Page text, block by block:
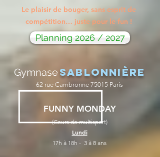
Le plaisir de bouger, sans esprit de
compétition… juste pour le fun !
Planning 2026 / 2027
Gymnase Sablonnière
62 rue Cambronne 75015 Paris
FUNNY MONDAY
(Cours de multisport)
Lundi
17h à 18h - 3 à 8 ans